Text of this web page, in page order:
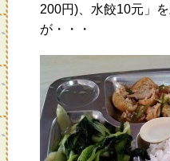
200円)、水餃10元」
が・・・